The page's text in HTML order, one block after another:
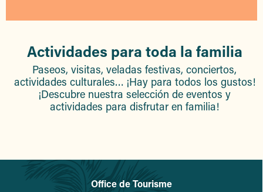
Actividades para toda la familia
Paseos, visitas, veladas festivas, conciertos,
actividades culturales… ¡Hay para todos los gustos!
¡Descubre nuestra selección de eventos y
actividades para disfrutar en familia!
L'office de tourisme de Sainte-
Office de Tourisme